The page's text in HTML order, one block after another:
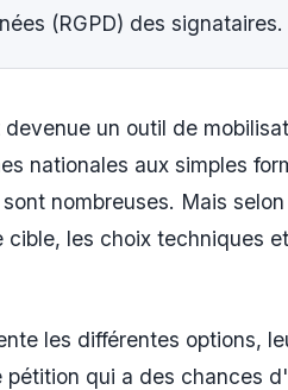
(RGPD) des signataires.
un outil de
nationales aux simples
nombreuses. Mais
cible, les choix techniques
les différentes options,
pétition qui a des chances